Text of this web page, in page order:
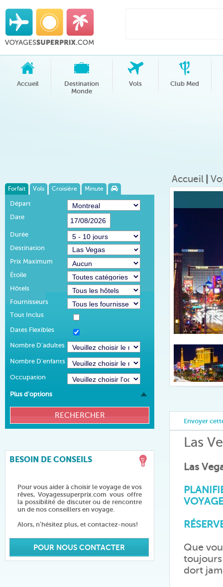
Accueil
Destination
Monde
Vols Club Med
Forfait Vols Croisière Minute
Départ
Date
Durée
Destination
Prix Maximum
Étoile
Hôtels
Fournisseurs
Tout Inclus
Dates Flexibles
Nombre D'adultes
Nombre D'enfants
Occupation
Plus d'options
BESOIN DE CONSEILS
Pour vous aider à choisir le voyage de vos
rêves, Voyagessuperprix.com vous offre
la possibilité de discuter ou de rencontre
un de nos conseillers en voyage.
Alors, n'hésitez plus, et contactez-nous!
POUR NOUS CONTACTER
Accueil
Envoyer
Las
Las
Que
toujours
dort